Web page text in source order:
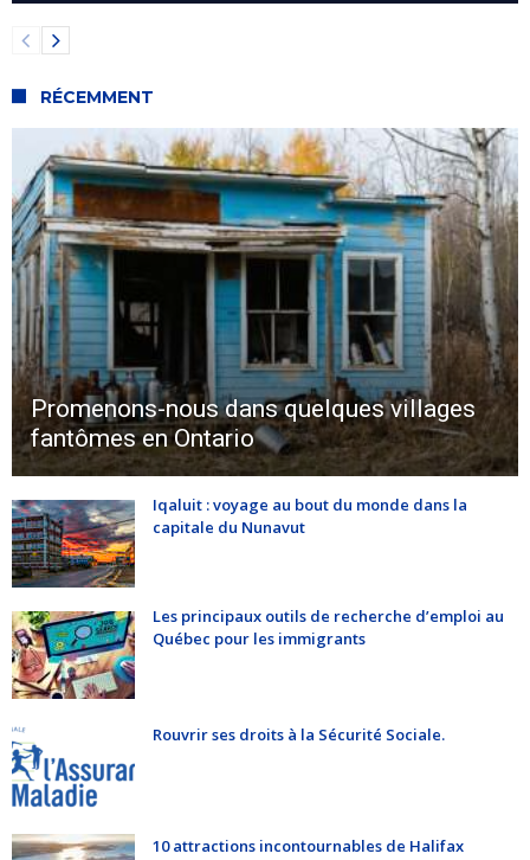
RÉCEMMENT
Promenons-nous dans quelques villages
fantômes en Ontario
Iqaluit : voyage au bout du monde dans la
capitale du Nunavut
Les principaux outils de recherche d’emploi au
Québec pour les immigrants
Rouvrir ses droits à la Sécurité Sociale.
10 attractions incontournables de Halifax